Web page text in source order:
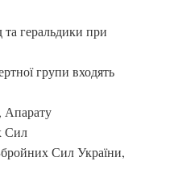
та геральдики при
групи входять
Апарату
Сил
Сил України,